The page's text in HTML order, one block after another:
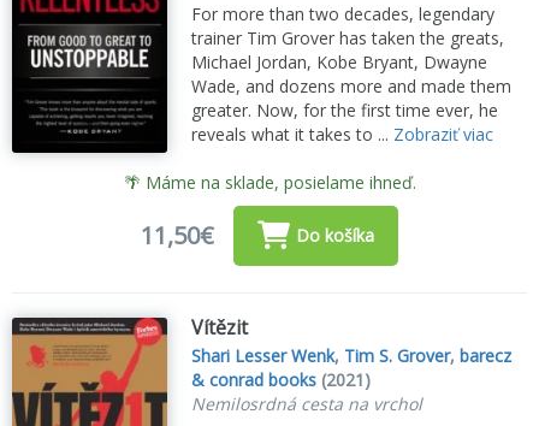
For more than two decades, legendary
trainer Tim Grover has taken the greats,
Michael Jordan, Kobe Bryant, Dwayne
Wade, and dozens more and made them
greater. Now, for the first time ever, he
reveals what it takes to ... Zobraziť viac
🌴 Máme na sklade, posielame ihneď.
11,50€ Do košíka
Vítězit
Shari Lesser Wenk, Tim S. Grover,barecz
& conrad books (2021)
Nemilosrdná cesta na vrchol